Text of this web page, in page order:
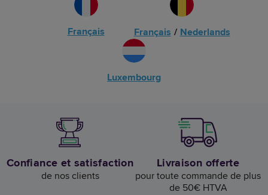
Français Français / Nederlands
Luxembourg
Confiance et satisfaction
de nos clients
Livraison offerte
pour toute commande de plus
de 50€ HTVA